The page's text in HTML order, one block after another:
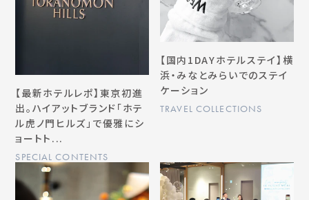
【最新ホテルレポ】東京初進
出。ハイアットブランド「ホテ
ル虎ノ門ヒルズ」で優雅にシ
ョートト...
SPECIAL CONTENTS
【国内1DAYホテルステイ】横
浜・みなとみらいでのステイ
ケーション
TRAVEL COLLECTIONS